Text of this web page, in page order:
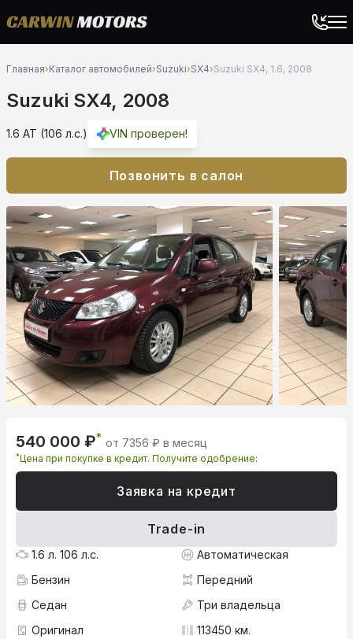
Главная›Каталог автомобилей›Suzuki›SX4›Suzuki SX4, 1.6, 2008
Suzuki SX4, 2008
1.6 AT (106 л.с.) VIN проверен!
Позвонить в салон
540 000 ₽* от 7356 ₽ в месяц
*Цена при покупке в кредит. Получите одобрение:
Заявка на кредит
Trade-in
1.6 л. 106 л.с.
Автоматическая
Бензин
Передний
Седан
Три владельца
Оригинал
113450 км.